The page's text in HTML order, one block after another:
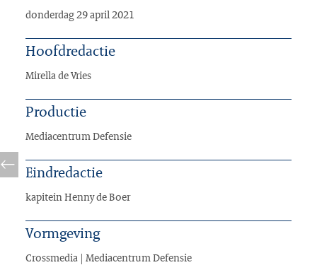
donderdag 29 april 2021
Hoofdredactie
Mirella de Vries
Productie
Mediacentrum Defensie
Eindredactie
kapitein Henny de Boer
Vormgeving
Crossmedia | Mediacentrum Defensie